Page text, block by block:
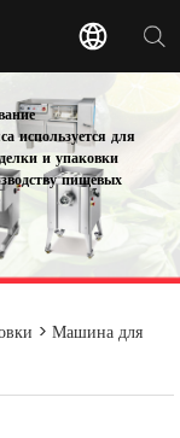
используется для
и упаковки
пищевых
> Машина для